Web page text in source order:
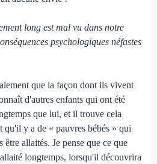
long est mal vu dans notre
psychologiques néfastes
que la façon dont ils vivent
d'autres enfants qui ont été
que lui, et il trouve cela
y a de « pauvres bébés » qui
être allaités. Je pense que ce que
longtemps, lorsqu'il découvrira